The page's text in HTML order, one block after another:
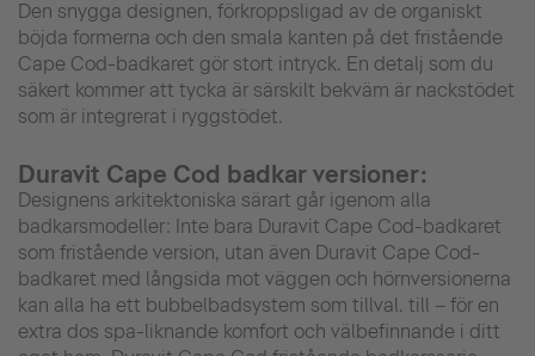
Den snygga designen, förkroppsligad av de organiskt
böjda formerna och den smala kanten på det fristående
Cape Cod-badkaret gör stort intryck. En detalj som du
säkert kommer att tycka är särskilt bekväm är nackstödet
som är integrerat i ryggstödet.
Duravit Cape Cod badkar versioner:
Designens arkitektoniska särart går igenom alla
badkarsmodeller: Inte bara Duravit Cape Cod-badkaret
som fristående version, utan även Duravit Cape Cod-
badkaret med långsida mot väggen och hörnversionerna
kan alla ha ett bubbelbadsystem som tillval. till – för en
extra dos spa-liknande komfort och välbefinnande i ditt